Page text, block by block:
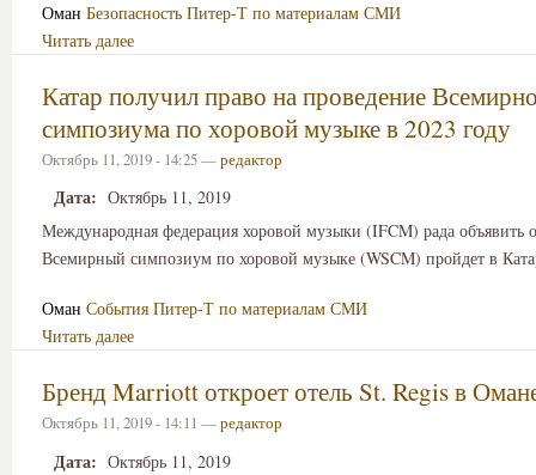
Оман Безопасность Питер-Т по материалам СМИ
Читать далее
Катар получил право на проведение
симпозиума по хоровой музыке в 2023 году
Октябрь 11, 2019 - 14:25 —редактор
Дата: Октябрь 11, 2019
Международная федерация хоровой музыки (IFCM) рада объявить
Всемирный симпозиум по хоровой музыке (WSCM) пройдет в
Оман События Питер-Т по материалам СМИ
Читать далее
Бренд Marriott откроет отель St. Regis в
Октябрь 11, 2019 - 14:11 —редактор
Дата: Октябрь 11, 2019